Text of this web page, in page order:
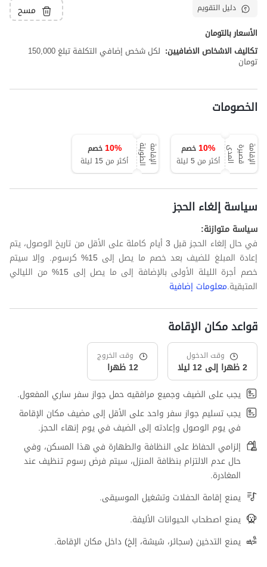
دليل التقويم مسح
الأسعار بالتومان
تكاليف الاشخاص الاضافيين:
لكل شخص إضافي التكلفة تبلغ 150,000
تومان
الخصومات
ا
ل
إ
ق
ا
م
ة
ق
ص
ي
ر
ة
ا
ل
م
د ى 10%
خصم
أكثر من 5 ليلة
ا
ل
إ
ق
ا
م
ة
ا
ل
ط
و
ي
لة 10%
خصم
أكثر من 15 ليلة
سياسة إلغاء الحجز
سياسة متوازنة:
في حال إلغاء الحجز قبل 3 أيام كاملة على الأقل من تاريخ الوصول، يتم
إعادة المبلغ للضيف بعد خصم ما يصل إلى 15% كرسوم. وإلا سيتم
خصم أجرة الليلة الأولى بالإضافة إلى ما يصل إلى 15% من الليالي
المتبقية.معلومات إضافية
قواعد مكان الإقامة
وقت الدخول
2 ظهرا إلى 12 ليلا
وقت الخروج
12 ظهرا
يجب على الضيف وجميع مرافقيه حمل جواز سفر ساري المفعول.
يجب تسليم جواز سفر واحد على الأقل إلى مضيف مكان الإقامة
في يوم الوصول وإعادته إلى الضيف في يوم إنهاء الحجز.
إلزامي الحفاظ على النظافة والطهارة في هذا المسكن، وفي
حال عدم الالتزام بنظافة المنزل، سيتم فرض رسوم تنظيف عند
المغادرة.
يمنع إقامة الحفلات وتشغيل الموسيقى.
يمنع اصطحاب الحيوانات الأليفة.
يمنع التدخين (سجائر، شيشة، إلخ) داخل مكان الإقامة.